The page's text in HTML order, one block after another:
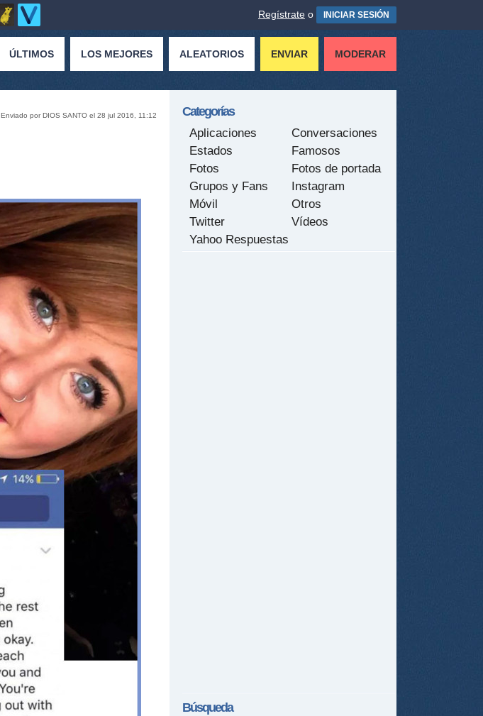
Regístrate o INICIAR SESIÓN
ÚLTIMOS LOS MEJORES ALEATORIOS ENVIAR MODERAR
Enviado por DIOS SANTO el 28 jul 2016, 11:12 Categorías
Aplicaciones
Conversaciones
Estados
Famosos
Fotos
Fotos de portada
Grupos y Fans
Instagram
Móvil
Otros
Twitter
Vídeos
Yahoo Respuestas
Búsqueda